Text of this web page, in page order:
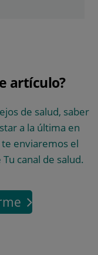
artículo?
de salud, saber
a la última en
enviaremos el
canal de salud.